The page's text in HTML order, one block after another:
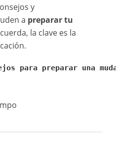
y
a preparar tu
la clave es la
para preparar una